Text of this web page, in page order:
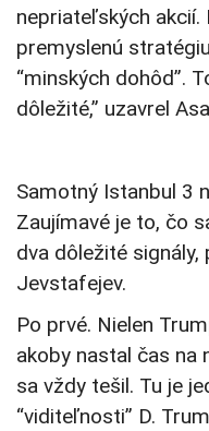
nepriateľských
premyslenú
“minských dohôd”.
dôležité,” uzavrel
Samotný Istanbul 3
Zaujímavé je to, čo
dva dôležité
Jevstafejev.
Po prvé. Nielen
akoby nastal čas na
sa vždy tešil. Tu je
“viditeľnosti” D.